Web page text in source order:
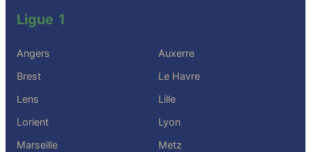
Ligue 1
Angers
Auxerre
Brest
Le Havre
Lens
Lille
Lorient
Lyon
Marseille
Metz